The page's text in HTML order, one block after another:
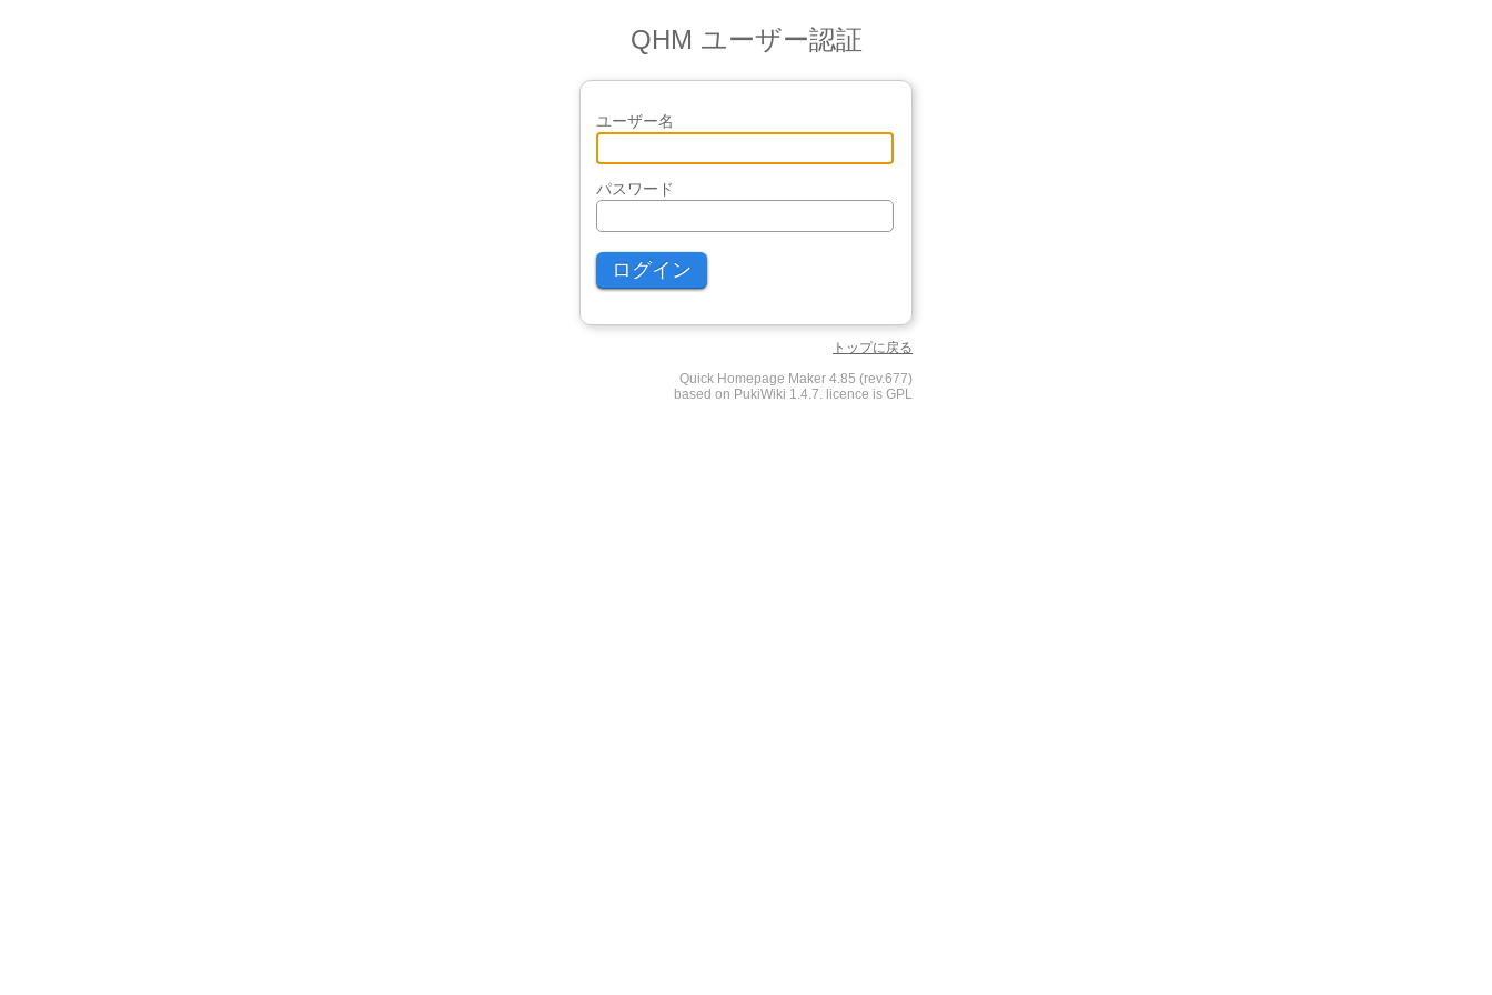
QHM ユーザー認証
ユーザー名
パスワード
トップに戻る
Quick Homepage Maker 4.85 (rev.677)
based on PukiWiki 1.4.7. licence is GPL